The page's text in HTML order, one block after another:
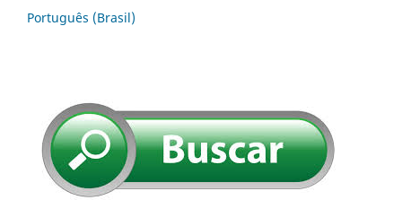
Português (Brasil)